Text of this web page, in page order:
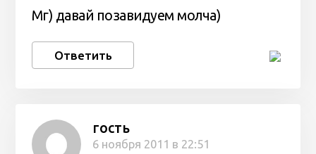
Мг) давай позавидуем молча)
Ответить
гость
6 ноября 2011 в 22:51